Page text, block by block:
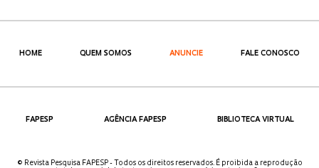
HOME QUEM SOMOS ANUNCIE FALE CONOSCO
FAPESP AGÊNCIA FAPESP BIBLIOTECA VIRTUAL
© Revista Pesquisa FAPESP - Todos os direitos reservados. É proibida a reprodução